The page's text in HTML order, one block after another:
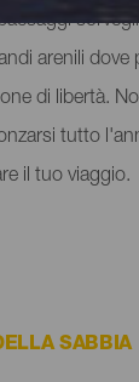
arenili dove
di libertà.
tutto
il tuo viaggio.
SABBIA